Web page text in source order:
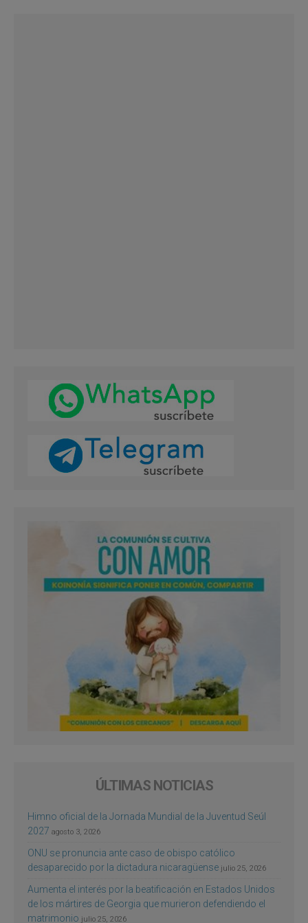
ÚLTIMAS NOTICIAS
Himno oficial de la Jornada Mundial de la Juventud Seúl
2027 agosto 3, 2026
ONU se pronuncia ante caso de obispo católico
desaparecido por la dictadura nicaragüense julio 25, 2026
Aumenta el interés por la beatificación en Estados Unidos
de los mártires de Georgia que murieron defendiendo el
matrimonio julio 25, 2026